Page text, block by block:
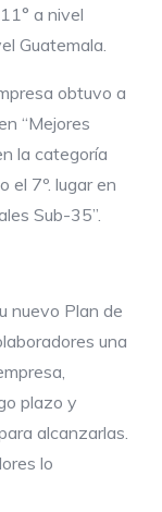
a nivel
Guatemala.
obtuvo a
“Mejores
la categoría
el 7º. lugar en
Sub-35”.
nuevo Plan de
una
plazo y
alcanzarlas.
lo